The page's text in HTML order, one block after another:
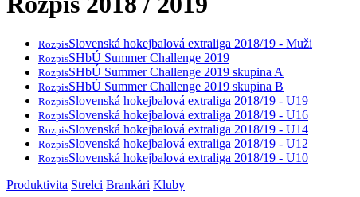
RozpisSlovenská hokejbalová extraliga 2018/19 - Muži
RozpisSHbÚ Summer Challenge 2019
RozpisSHbÚ Summer Challenge 2019 skupina A
RozpisSHbÚ Summer Challenge 2019 skupina B
RozpisSlovenská hokejbalová extraliga 2018/19 - U19
RozpisSlovenská hokejbalová extraliga 2018/19 - U16
RozpisSlovenská hokejbalová extraliga 2018/19 - U14
RozpisSlovenská hokejbalová extraliga 2018/19 - U12
RozpisSlovenská hokejbalová extraliga 2018/19 - U10
Produktivita Strelci Brankári Kluby